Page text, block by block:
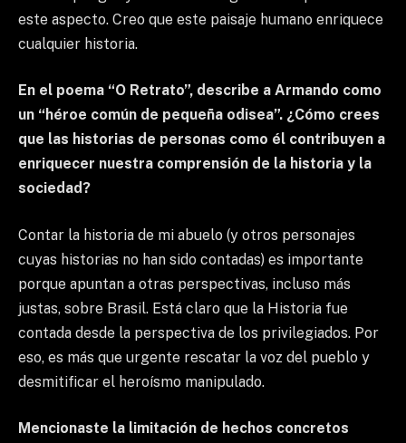
este aspecto. Creo que este paisaje humano enriquece
cualquier historia.
En el poema “O Retrato”, describe a Armando como
un “héroe común de pequeña odisea”. ¿Cómo crees
que las historias de personas como él contribuyen a
enriquecer nuestra comprensión de la historia y la
sociedad?
Contar la historia de mi abuelo (y otros personajes
cuyas historias no han sido contadas) es importante
porque apuntan a otras perspectivas, incluso más
justas, sobre Brasil. Está claro que la Historia fue
contada desde la perspectiva de los privilegiados. Por
eso, es más que urgente rescatar la voz del pueblo y
desmitificar el heroísmo manipulado.
Mencionaste la limitación de hechos concretos